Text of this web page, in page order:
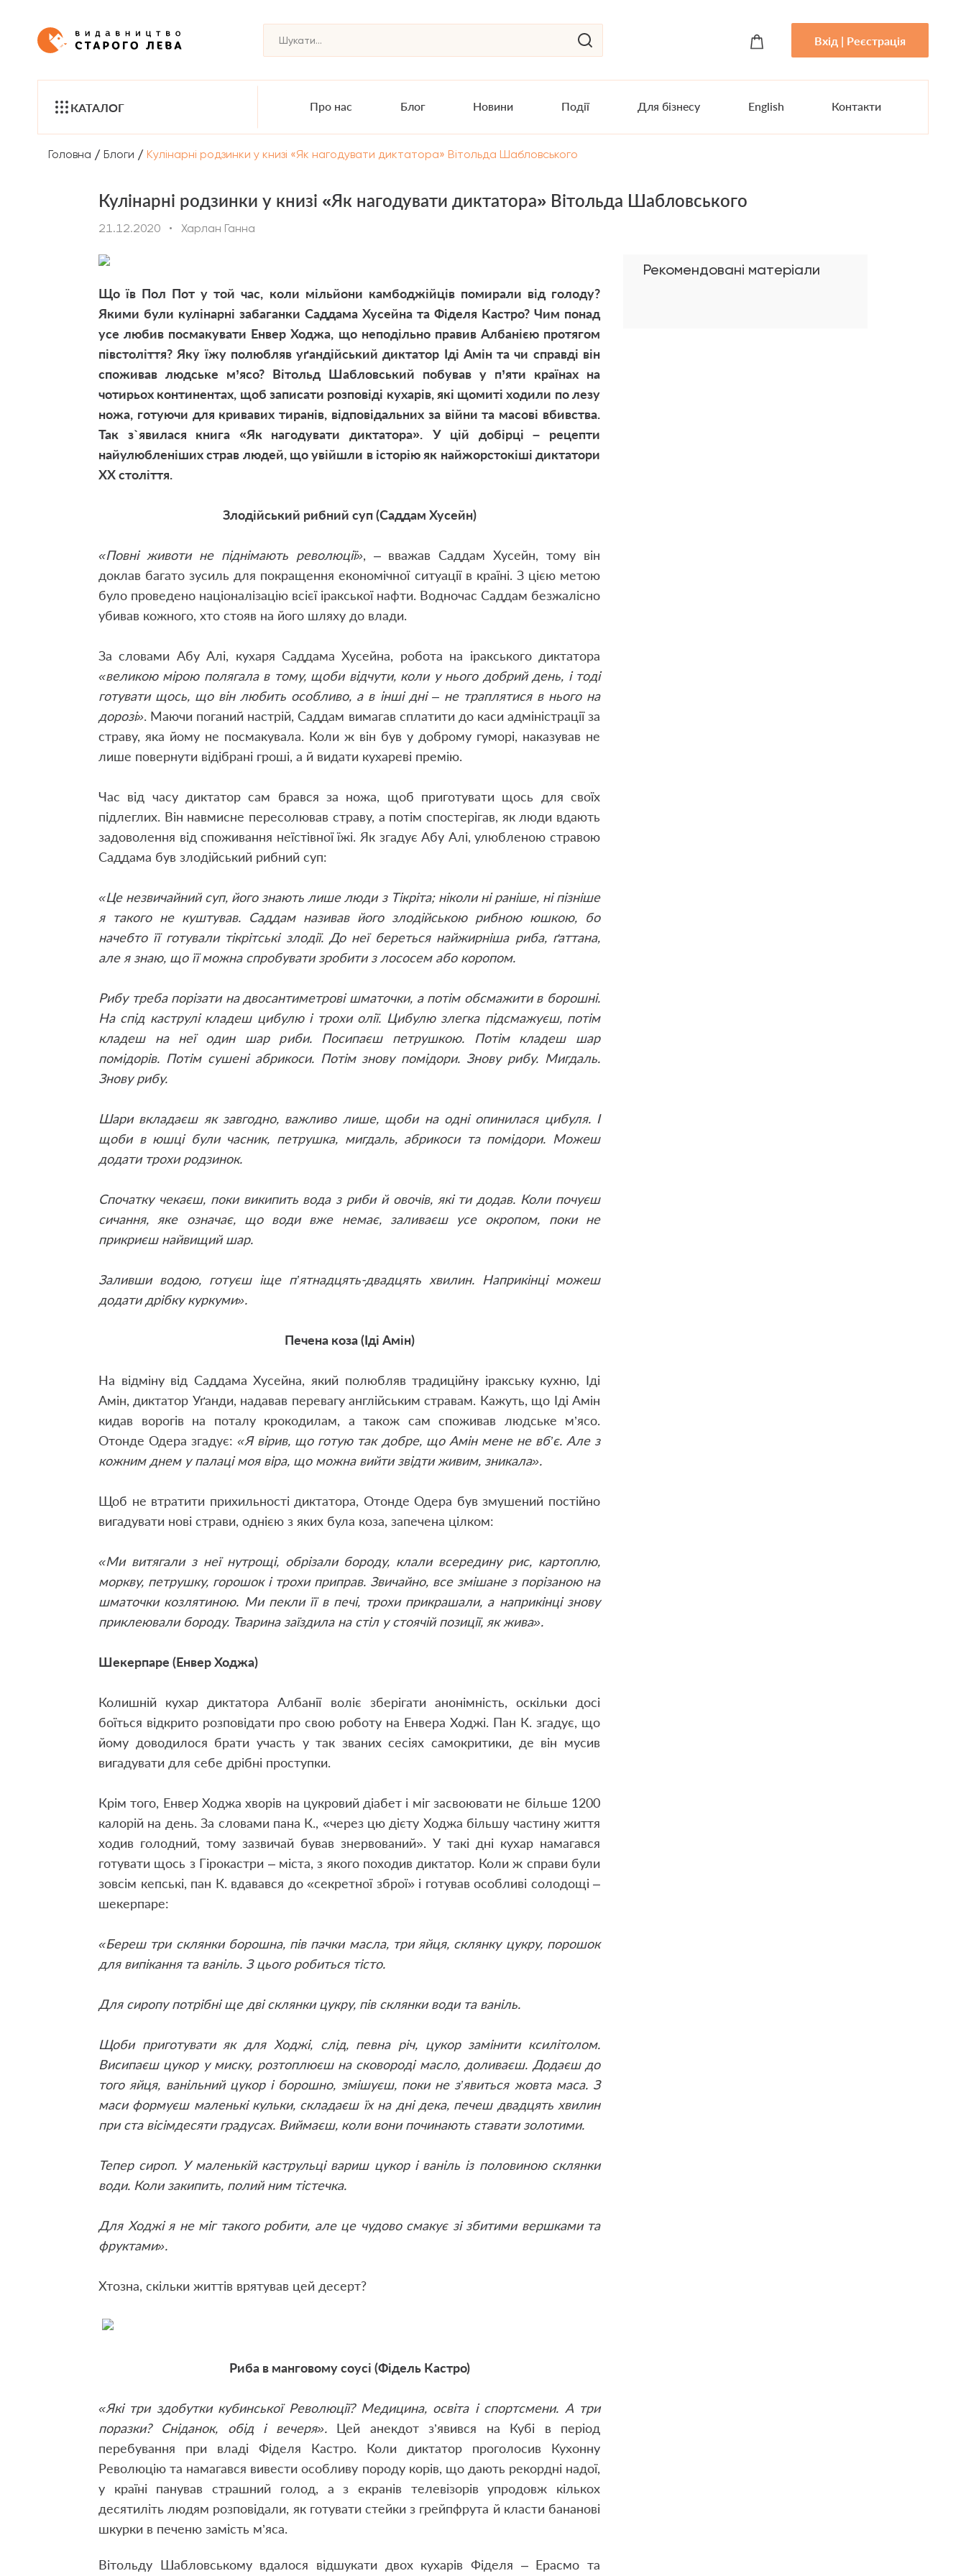
Вхід | Реєстрація
КАТАЛОГ Про нас Блог Новини Події Для бізнесу English Контакти
Головна / Блоги / Кулінарні родзинки у книзі «Як нагодувати диктатора» Вітольда Шабловського
Кулінарні родзинки у книзі «Як нагодувати диктатора» Вітольда Шабловського
21.12.2020 • Харлан Ганна
Що їв Пол Пот у той час, коли мільйони камбоджійців помирали від голоду?
Якими були кулінарні забаганки Саддама Хусейна та Фіделя Кастро? Чим понад
усе любив посмакувати Енвер Ходжа, що неподільно правив Албанією протягом
півстоліття? Яку їжу полюбляв уґандійський диктатор Іді Амін та чи справді він
споживав людське м’ясо? Вітольд Шабловський побував у п’яти країнах на
чотирьох континентах, щоб записати розповіді кухарів, які щомиті ходили по лезу
ножа, готуючи для кривавих тиранів, відповідальних за війни та масові вбивства.
Так з`явилася книга «Як нагодувати диктатора».
У цій добірці – рецепти
найулюбленіших страв людей, що увійшли в історію як найжорстокіші диктатори
ХХ століття.
Злодійський рибний суп (Саддам Хусейн)
«Повні животи не піднімають революції», – вважав Саддам Хусейн, тому він
доклав багато зусиль для покращення економічної ситуації в країні. З цією метою
було проведено націоналізацію всієї іракської нафти. Водночас Саддам безжалісно
убивав кожного, хто стояв на його шляху до влади.
За словами Абу Алі, кухаря Саддама Хусейна, робота на іракського диктатора
«великою мірою полягала в тому, щоби відчути, коли у нього добрий день, і тоді
готувати щось, що він любить особливо, а в інші дні – не траплятися в нього на
дорозі». Маючи поганий настрій, Саддам вимагав сплатити до каси адміністрації за
страву, яка йому не посмакувала. Коли ж він був у доброму гуморі, наказував не
лише повернути відібрані гроші, а й видати кухареві премію.
Час від часу диктатор сам брався за ножа, щоб приготувати щось для своїх
підлеглих. Він навмисне пересолював страву, а потім спостерігав, як люди вдають
задоволення від споживання неїстівної їжі. Як згадує Абу Алі, улюбленою стравою
Саддама був злодійський рибний суп:
«Це незвичайний суп, його знають лише люди з Тікріта; ніколи ні раніше, ні пізніше
я такого не куштував. Саддам називав його злодійською рибною юшкою, бо
начебто її готували тікрітські злодії. До неї береться найжирніша риба, ґаттана,
але я знаю, що її можна спробувати зробити з лососем або коропом.
Рибу треба порізати на двосантиметрові шматочки, а потім обсмажити в борошні.
На спід каструлі кладеш цибулю і трохи олії. Цибулю злегка підсмажуєш, потім
кладеш на неї один шар риби. Посипаєш петрушкою. Потім кладеш шар
помідорів. Потім сушені абрикоси. Потім знову помідори. Знову рибу. Мигдаль.
Знову рибу.
Шари вкладаєш як завгодно, важливо лише, щоби на одні опинилася цибуля. І
щоби в юшці були часник, петрушка, мигдаль, абрикоси та помідори. Можеш
додати трохи родзинок.
Спочатку чекаєш, поки википить вода з риби й овочів, які ти додав. Коли почуєш
сичання, яке означає, що води вже немає, заливаєш усе окропом, поки не
прикриєш найвищий шар.
Заливши водою, готуєш іще п’ятнадцять-двадцять хвилин. Наприкінці можеш
додати дрібку куркуми».
Печена коза (Іді Амін)
На відміну від Саддама Хусейна, який полюбляв традиційну іракську кухню, Іді
Амін, диктатор Уґанди, надавав перевагу англійським стравам. Кажуть, що Іді Амін
кидав ворогів на поталу крокодилам, а також сам споживав людське м’ясо.
Отонде Одера згадує:«Я вірив, що готую так добре, що Амін мене не вб’є. Але з
кожним днем у палаці моя віра, що можна вийти звідти живим, зникала».
Щоб не втратити прихильності диктатора, Отонде Одера був змушений постійно
вигадувати нові страви, однією з яких була коза, запечена цілком:
«Ми витягали з неї нутрощі, обрізали бороду, клали всередину рис, картоплю,
моркву, петрушку, горошок і трохи приправ. Звичайно, все змішане з порізаною на
шматочки козлятиною. Ми пекли її в печі, трохи прикрашали, а наприкінці знову
приклеювали бороду. Тварина заїздила на стіл у стоячій позиції, як жива».
Шекерпаре (Енвер Ходжа)
Колишній кухар диктатора Албанії воліє зберігати анонімність, оскільки досі
боїться відкрито розповідати про свою роботу на Енвера Ходжі. Пан К. згадує, що
йому доводилося брати участь у так званих сесіях самокритики, де він мусив
вигадувати для себе дрібні проступки.
Крім того, Енвер Ходжа хворів на цукровий діабет і міг засвоювати не більше 1200
калорій на день. За словами пана К., «через цю дієту Ходжа більшу частину життя
ходив голодний, тому зазвичай бував знервований». У такі дні кухар намагався
готувати щось з Гірокастри – міста, з якого походив диктатор. Коли ж справи були
зовсім кепські, пан К. вдавався до «секретної зброї» і готував особливі солодощі –
шекерпаре:
«Береш три склянки борошна, пів пачки масла, три яйця, склянку цукру, порошок
для випікання та ваніль. З цього робиться тісто.
Для сиропу потрібні ще дві склянки цукру, пів склянки води та ваніль.
Щоби приготувати як для Ходжі, слід, певна річ, цукор замінити ксилітолом.
Висипаєш цукор у миску, розтоплюєш на сковороді масло, доливаєш. Додаєш до
того яйця, ванільний цукор і борошно, змішуєш, поки не з’явиться жовта маса. З
маси формуєш маленькі кульки, складаєш їх на дні дека, печеш двадцять хвилин
при ста вісімдесяти градусах. Виймаєш, коли вони починають ставати золотими.
Тепер сироп. У маленькій каструльці вариш цукор і ваніль із половиною склянки
води. Коли закипить, полий ним тістечка.
Для Ходжі я не міг такого робити, але це чудово смакує зі збитими вершками та
фруктами».
Хтозна, скільки життів врятував цей десерт?
Риба в манговому соусі (Фідель Кастро)
«Які три здобутки кубинської Революції? Медицина, освіта і спортсмени. А три
поразки? Сніданок, обід і вечеря».Цей анекдот з’явився на Кубі в період
перебування при владі Фіделя Кастро. Коли диктатор проголосив Кухонну
Революцію та намагався вивести особливу породу корів, що дають рекордні надої,
у країні панував страшний голод, а з екранів телевізорів упродовж кількох
десятиліть людям розповідали, як готувати стейки з грейпфрута й класти бананові
шкурки в печеню замість м’яса.
Вітольду Шабловському вдалося відшукати двох кухарів Фіделя – Ерасмо та
Рекомендовані матеріали